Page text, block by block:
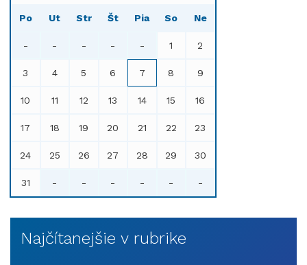
Po Ut Str Št Pia So Ne
- - - - - 1 2
3 4 5 6 7 8 9
10 11 12 13 14 15 16
17 18 19 20 21 22 23
24 25 26 27 28 29 30
31 - - - - - -
Najčítanejšie v rubrike